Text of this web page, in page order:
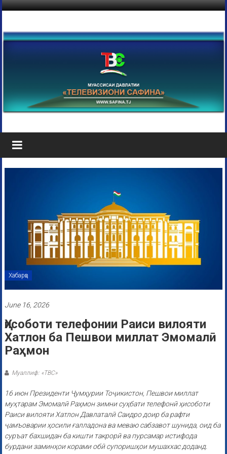
Хабарҳо
June 16, 2026
Ҳисоботи телефонии Раиси вилояти
Хатлон ба Пешвои миллат Эмомалӣ
Раҳмон
Муаллиф: «ТВС»
16 июн Президенти Ҷумҳурии Тоҷикистон, Пешвои миллат
муҳтарам Эмомалӣ Раҳмон зимни суҳбати телефонӣ ҳисоботи
Раиси вилояти Хатлон Давлаталӣ Саидро доир ба рафти
ҷамъоварии ҳосили ғалладона ва меваю сабзавот шунида, оид ба
суръат бахшидан ба кишти такрорӣ ва пурсамар истифода
бурдани заминҳои корами обӣ супоришҳои мушаххас доданд.